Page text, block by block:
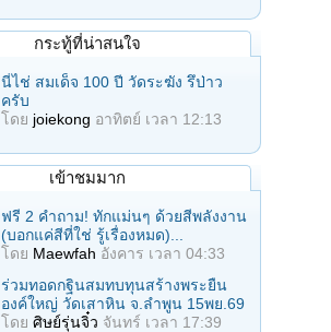
กระทู้ที่น่าสนใจ
นี่ไช่ สมเด็จ 100 ปี วัดระฆัง รึป่าว
ครับ
โดย joiekong อาทิตย์ เวลา 12:13
เข้าชมมาก
ฟรี 2 คำถาม! ทักแม่นๆ ด้วยสีพลังงาน
(บอกแค่สีที่ใช่ รู้เรื่องหมด)...
โดย Maewfah อังคาร เวลา 04:33
ร่วมทอดกฐินสมทบทุนสร้างพระยืน
องค์ใหญ่ วัดเสาหิน จ.ลําพูน 15พย.69
โดย ศิษย์รุ่นจิ๋ว จันทร์ เวลา 17:39